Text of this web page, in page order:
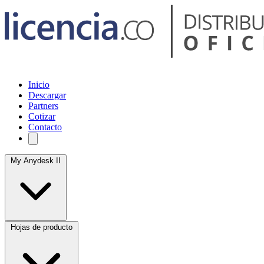
Inicio
Descargar
Partners
Cotizar
Contacto
My Anydesk II
Hojas de producto